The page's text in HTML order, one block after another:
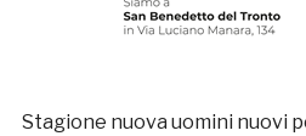
Stagione nuova uomini nuovi